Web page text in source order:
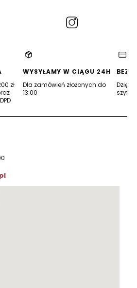
(Otwiera
karcie)
zł
WYSYŁAMY W CIĄGU 24H
Dla zamówień złożonych do
13:00
Dzięki